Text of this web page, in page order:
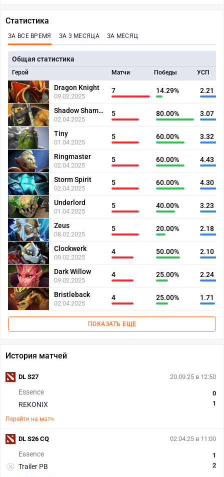
Статистика
ЗА ВСЕ ВРЕМЯ ЗА 3 МЕСЯЦА ЗА МЕСЯЦ
Общая статистика
Герой Матчи Победы УСП
Dragon Knight
09.02.2025
7 14.29% 2.21
Shadow Shaman
02.04.2025
5 80.00% 3.07
Tiny
01.04.2025
5 60.00% 3.32
Ringmaster
02.04.2025
5 60.00% 4.43
Storm Spirit
02.04.2025
5 60.00% 4.30
Underlord
01.04.2025
5 40.00% 3.23
Zeus
08.02.2025
5 20.00% 2.18
Clockwerk
09.02.2025
4 50.00% 2.10
Dark Willow
09.02.2025
4 25.00% 2.24
Bristleback
02.04.2025
4 25.00% 1.71
ПОКАЗАТЬ ЕЩЕ
История матчей
20.09.25 в 12:50
Essence
REKONIX
0
1
Перейти на матч
DL S27
02.04.25 в 11:00
Essence
Trailer PB
1
2
DL S26 CQ